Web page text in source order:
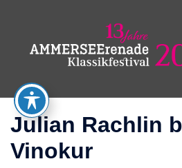
springen
Julian Rachlin
Vinokur